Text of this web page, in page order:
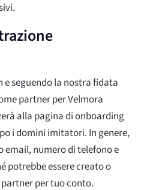
seguendo la nostra fidata
partner per Velmora
alla pagina di onboarding
i domini imitatori. In genere,
numero di telefono e
potrebbe essere creato o
per tuo conto.